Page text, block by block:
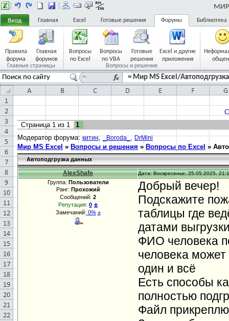
МИР
Главная Excel Готовые решения Форумы Библиотека
Правила
форума
Главная
форумов
Главные страницы
Вопросы
по Excel
Вопросы
по VBA
Готовые
решения
Excel и другие
приложения
Вопросы и решения
= Мир MS Excel/
Страница 1 из 1
1
Модератор форума:китин,_Boroda_,DrMini
Мир MS Excel » Вопросы и решения » Вопросы по Excel »
Автоподгрузка данных
AlexShafe Дата: Воскресенье, 25.05.2025,
Группа: Пользователи
Ранг: Прохожий
Сообщений: 2
Репутация: 0 ±
Замечаний: 0% ±
Добрый вечер!
Подскажите
таблицы где
датами
ФИО человека
человека может
один и всё
Есть способы
полностью
Файл прикреплю